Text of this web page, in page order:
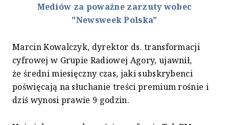
Mediów za poważne zarzuty wobec
"Newsweek Polska"
Marcin Kowalczyk, dyrektor ds. transformacji
cyfrowej w Grupie Radiowej Agory, ujawnił,
że średni miesięczny czas, jaki subskrybenci
poświęcają na słuchanie treści premium rośnie i
dziś wynosi prawie 9 godzin.